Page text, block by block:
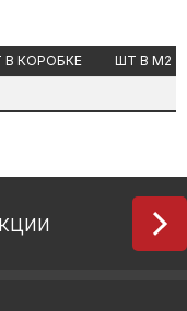
В КОРОБКЕ ШТ В М2